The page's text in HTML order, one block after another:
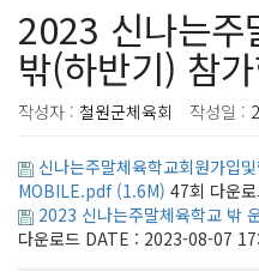
2023 신나는주
밖(하반기) 참
작성자 : 철원군체육회 작성일 :
신나는주말체육학교회원가입
MOBILE.pdf (1.6M) 47회 다운
2023 신나는주말체육학교 밖
다운로드 DATE : 2023-08-07